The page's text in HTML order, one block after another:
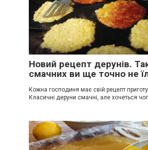
Новий рецепт дерунів.
смачних ви ще точно не
Кожна господиня має свій рецепт
Класичні деруни смачні, але хочеться